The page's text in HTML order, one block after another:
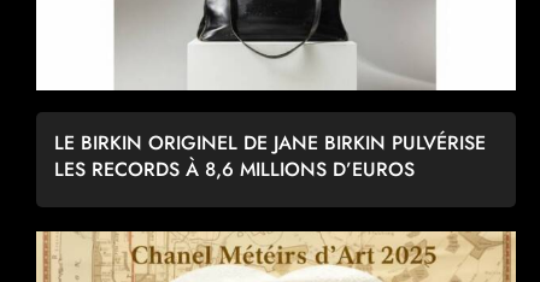
LE BIRKIN ORIGINEL DE JANE BIRKIN PULVÉRISE
LES RECORDS À 8,6 MILLIONS D’EUROS